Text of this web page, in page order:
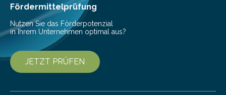
Fördermittelprüfung
Nutzen Sie das Förderpotenzial
in Ihrem Unternehmen optimal aus?
JETZT PRÜFEN